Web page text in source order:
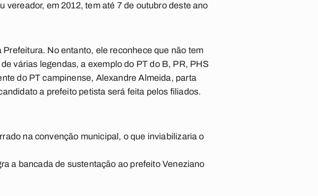
vereador, em 2012, tem até 7 de outubro deste ano
No entanto, ele reconhece que não tem
várias legendas, a exemplo do PT do B, PR, PHS
do PT campinense, Alexandre Almeida, parta
a prefeito petista será feita pelos filiados.
na convenção municipal, o que inviabilizaria o
a bancada de sustentação ao prefeito Veneziano